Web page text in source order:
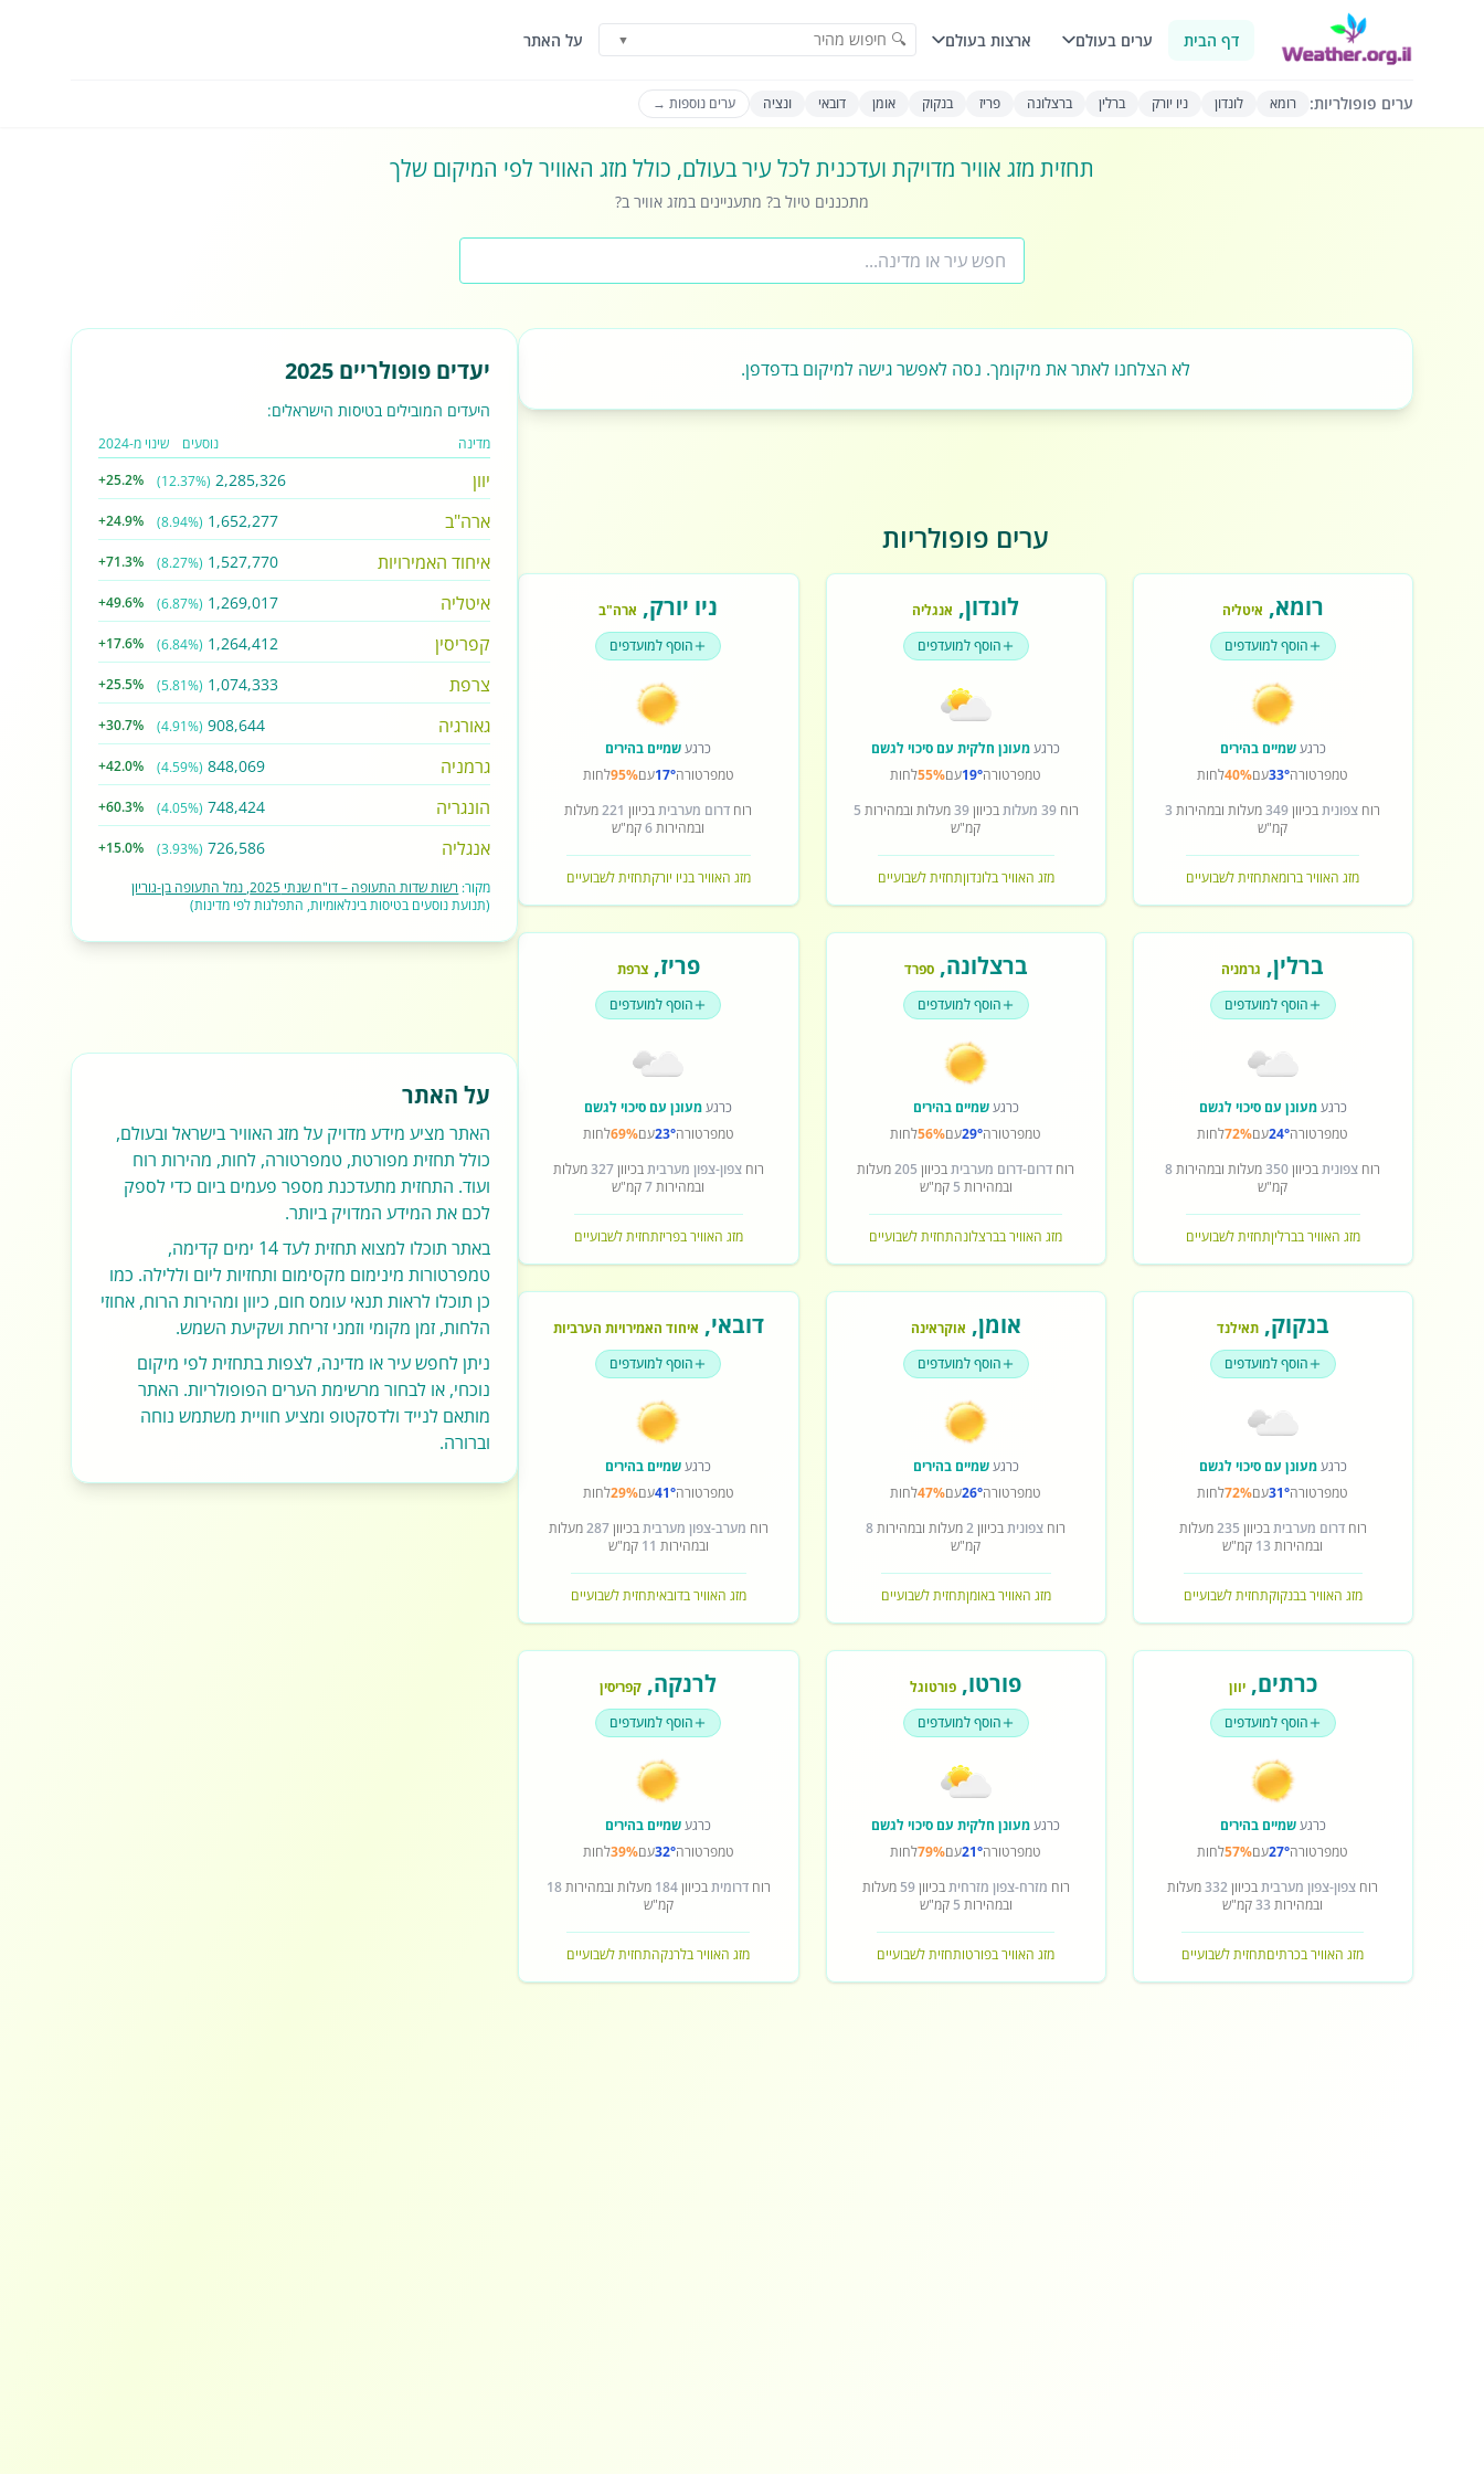
דף הבית ערים בעולם ארצות בעולם 🔍 חיפוש מהיר ▼ על האתר
ערים פופולריות: רומא לונדון ניו יורק ברלין ברצלונה פריז בנקוק אומן דובאי ונציה ערים נוספות →
תחזית מזג אוויר מדויקת ועדכנית לכל עיר בעולם, כולל מזג האוויר לפי המיקום שלך
מתכננים טיול ב? מתעניינים במזג אוויר ב?
לא הצלחנו לאתר את מיקומך. נסה לאפשר גישה למיקום בדפדפן.
ערים פופולריות
רומא, איטליה
הוסף למועדפים
כרגעשמיים בהירים
טמפרטורה33°עם40%לחות
רוח צפוניתבכיוון349מעלות ובמהירות 3
קמ"ש
מזג האוויר ברומאתחזית לשבועיים
לונדון, אנגליה
הוסף למועדפים
כרגעמעונן חלקית עם סיכוי לגשם
טמפרטורה19°עם55%לחות
רוח39 מעלות בכיוון39מעלות ובמהירות 5
קמ"ש
מזג האוויר בלונדוןתחזית לשבועיים
ניו יורק, ארה"ב
הוסף למועדפים
כרגעשמיים בהירים
טמפרטורה17°עם95%לחות
רוח דרום מערביתבכיוון 221מעלות
ובמהירות6קמ"ש
מזג האוויר בניו יורקתחזית לשבועיים
ברלין, גרמניה
הוסף למועדפים
כרגעמעונן עם סיכוי לגשם
טמפרטורה24°עם72%לחות
רוח צפוניתבכיוון350מעלות ובמהירות8
קמ"ש
מזג האוויר בברליןתחזית לשבועיים
ברצלונה,ספרד
הוסף למועדפים
כרגעשמיים בהירים
טמפרטורה29°עם56%לחות
רוח דרום-דרום מערביתבכיוון 205מעלות
ובמהירות 5 קמ"ש
מזג האוויר בברצלונהתחזית לשבועיים
פריז,צרפת
הוסף למועדפים
כרגעמעונן עם סיכוי לגשם
טמפרטורה23°עם69%לחות
רוחצפון-צפון מערביתבכיוון327מעלות
ובמהירות7קמ"ש
מזג האוויר בפריזתחזית לשבועיים
בנקוק,תאילנד
הוסף למועדפים
כרגעמעונן עם סיכוי לגשם
טמפרטורה31°עם72%לחות
רוחדרום מערביתבכיוון 235מעלות
ובמהירות 13 קמ"ש
מזג האוויר בבנקוקתחזית לשבועיים
אומן, אוקראינה
הוסף למועדפים
כרגעשמיים בהירים
טמפרטורה26°עם47%לחות
רוח צפוניתבכיוון2מעלות ובמהירות8
קמ"ש
מזג האוויר באומןתחזית לשבועיים
דובאי, איחוד האמירויות הערביות
הוסף למועדפים
כרגעשמיים בהירים
טמפרטורה41°עם29%לחות
רוח מערב-צפון מערביתבכיוון287מעלות
ובמהירות 11 קמ"ש
מזג האוויר בדובאיתחזית לשבועיים
כרתים,יוון
הוסף למועדפים
כרגעשמיים בהירים
טמפרטורה27°עם57%לחות
רוח צפון-צפון מערביתבכיוון332מעלות
ובמהירות 33קמ"ש
מזג האוויר בכרתיםתחזית לשבועיים
פורטו, פורטוגל
הוסף למועדפים
כרגעמעונן חלקית עם סיכוי לגשם
טמפרטורה21°עם79%לחות
רוח מזרח-צפון מזרחיתבכיוון59 מעלות
ובמהירות 5 קמ"ש
מזג האוויר בפורטותחזית לשבועיים
לרנקה, קפריסין
הוסף למועדפים
כרגעשמיים בהירים
טמפרטורה32°עם39%לחות
רוחדרומיתבכיוון184 מעלות ובמהירות18
קמ"ש
מזג האוויר בלרנקהתחזית לשבועיים
יעדים פופולריים 2025
היעדים המובילים בטיסות הישראלים:
מדינה נוסעים שינוי מ-2024
יוון 2,285,326
(12.37%)
+25.2%
ארה"ב 1,652,277
(8.94%)
+24.9%
איחוד האמירויות 1,527,770
(8.27%)
+71.3%
איטליה 1,269,017
(6.87%)
+49.6%
קפריסין 1,264,412
(6.84%)
+17.6%
צרפת 1,074,333
(5.81%)
+25.5%
גאורגיה 908,644
(4.91%)
+30.7%
גרמניה 848,069
(4.59%)
+42.0%
הונגריה 748,424
(4.05%)
+60.3%
אנגליה 726,586
(3.93%)
+15.0%
מקור: רשות שדות התעופה – דו"ח שנתי 2025, נמל התעופה בן-גוריון
(תנועת נוסעים בטיסות בינלאומיות, התפלגות לפי מדינות)
על האתר
האתר מציע מידע מדויק על מזג האוויר בישראל ובעולם,
כולל תחזית מפורטת, טמפרטורה, לחות, מהירות רוח
ועוד. התחזית מתעדכנת מספר פעמים ביום כדי לספק
לכם את המידע המדויק ביותר.
באתר תוכלו למצוא תחזית לעד 14 ימים קדימה,
טמפרטורות מינימום מקסימום ותחזיות ליום וללילה. כמו
כן תוכלו לראות תנאי עומס חום, כיוון ומהירות הרוח, אחוזי
הלחות, זמן מקומי וזמני זריחת ושקיעת השמש.
ניתן לחפש עיר או מדינה, לצפות בתחזית לפי מיקום
נוכחי, או לבחור מרשימת הערים הפופולריות. האתר
מותאם לנייד ולדסקטופ ומציע חוויית משתמש נוחה
וברורה.